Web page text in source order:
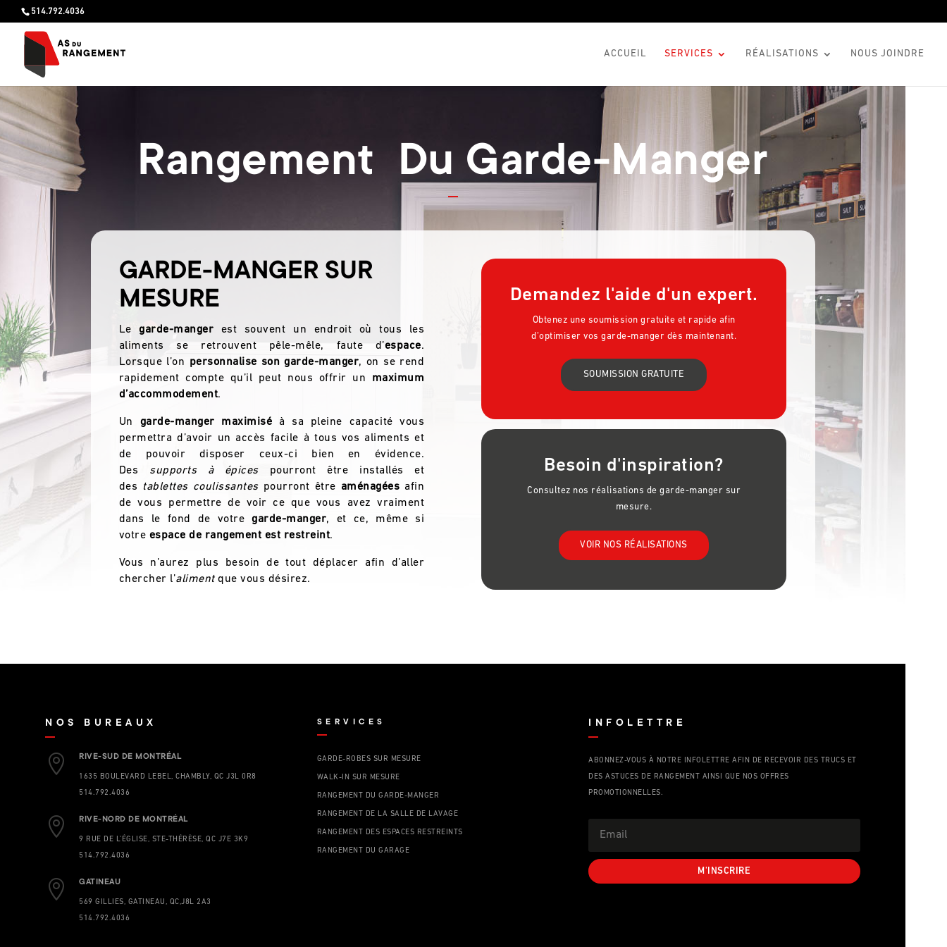
514.792.4036
ACCUEIL SERVICES RÉALISATIONS NOUS JOINDRE
Rangement Du Garde-Manger
GARDE-MANGER SUR
MESURE
Legarde-manger est souvent un endroit où tous les
aliments se retrouvent pêle-mêle, faute d’espace.
Lorsque l’on personnalise son garde-manger, on se rend
rapidement compte qu’il peut nous offrir un maximum
d’accommodement.
Un garde-manger maximisé à sa pleine capacité vous
permettra d’avoir un accès facile à tous vos aliments et
de pouvoir disposer ceux-ci bien en évidence.
Des supports à épicespourront être installés et
des tablettes coulissantes pourront être aménagées afin
de vous permettre de voir ce que vous avez vraiment
dans le fond de votre garde-manger, et ce, même si
votre espace de rangement est restreint.
Vous n’aurez plus besoin de tout déplacer afin d’aller
chercher l’alimentque vous désirez.
Demandez l'aide d'un expert.
Obtenez une soumission gratuite et rapide afin
d’optimiser vos garde-manger dès maintenant.
SOUMISSION GRATUITE
Besoin d'inspiration?
Consultez nos réalisations de garde-manger sur
mesure.
VOIR NOS RÉALISATIONS
NOS BUREAUX
 RIVE-SUD DE MONTRÉAL
1635 BOULEVARD LEBEL, CHAMBLY, QC J3L 0R8
514.792.4036
 RIVE-NORD DE MONTRÉAL
9 RUE DE L'ÉGLISE, STE-THÉRÈSE, QC J7E 3K9
514.792.4036
 GATINEAU
569 GILLIES, GATINEAU, QC,J8L 2A3
514.792.4036
SERVICES
GARDE-ROBES SUR MESURE
WALK-IN SUR MESURE
RANGEMENT DU GARDE-MANGER
RANGEMENT DE LA SALLE DE LAVAGE
RANGEMENT DES ESPACES RESTREINTS
RANGEMENT DU GARAGE
INFOLETTRE
ABONNEZ-VOUS À NOTRE INFOLETTRE AFIN DE RECEVOIR DES TRUCS ET
DES ASTUCES DE RANGEMENT AINSI QUE NOS OFFRES
PROMOTIONNELLES.
M'INSCRIRE